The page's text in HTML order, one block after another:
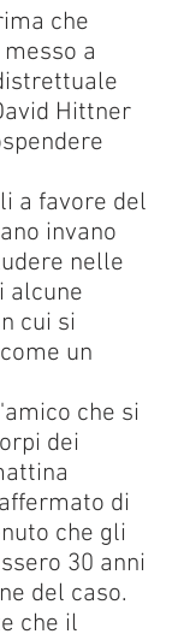
che
a
Hittner
a favore del
invano
nelle
alcune
cui si
un
che si
dei
di
che gli
30 anni
del caso.
che il